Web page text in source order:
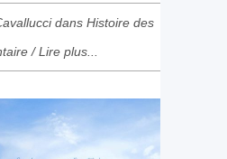
dans Histoire des
/Lire plus...